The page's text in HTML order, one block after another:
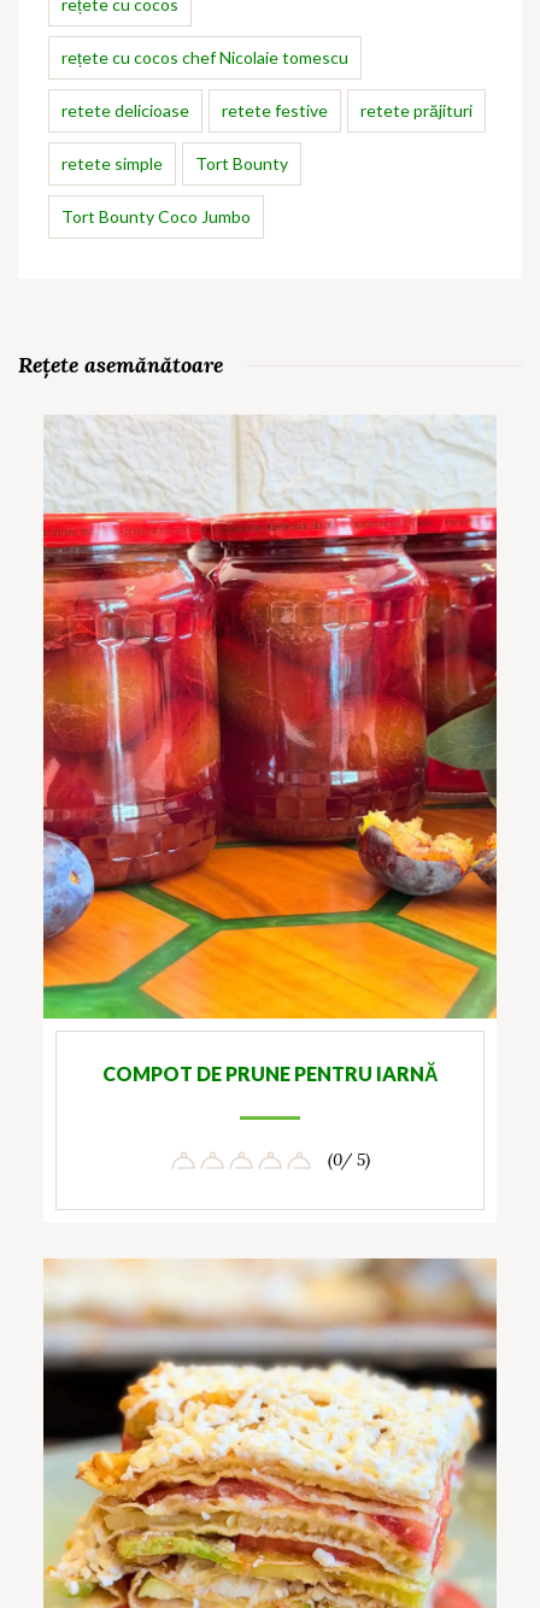
rețete cu cocos chef Nicolaie tomescu
retete delicioase retete festive retete prăjituri
retete simple Tort Bounty
Tort Bounty Coco Jumbo
Rețete asemănătoare
COMPOT DE PRUNE PENTRU IARNĂ
(0/ 5)